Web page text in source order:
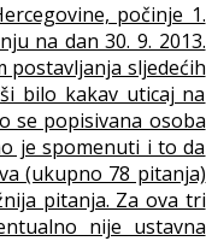
počinje 1.
na dan 30. 9. 2013.
postavljanja sljedećih
bilo kakav uticaj na
se popisivana osoba
je spomenuti i to da
(ukupno 78 pitanja)
pitanja. Za ova tri
nije ustavna